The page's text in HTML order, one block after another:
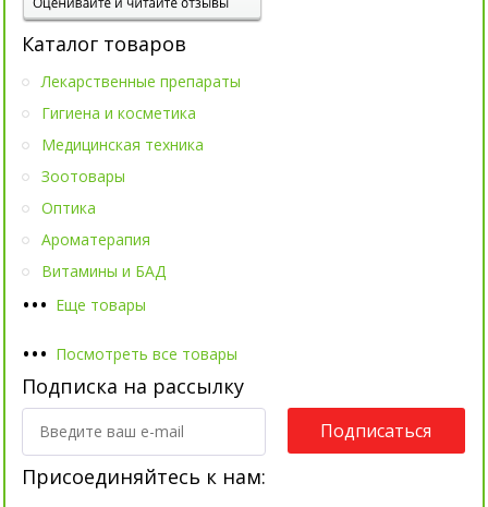
Каталог товаров
••• Еще товары
Лекарственные препараты
Гигиена и косметика
Медицинская техника
Зоотовары
Оптика
Ароматерапия
Витамины и БАД
••• Посмотреть все товары
Подписка на рассылку
Подписаться
Присоединяйтесь к нам: